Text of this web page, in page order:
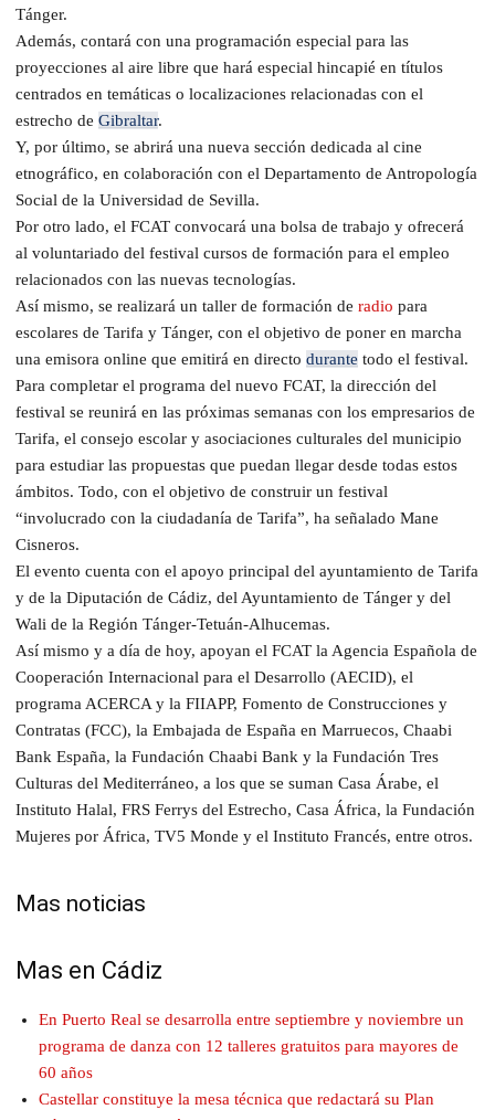
Tánger.
Además, contará con una programación especial para las
proyecciones al aire libre que hará especial hincapié en títulos
centrados en temáticas o localizaciones relacionadas con el
estrecho de Gibraltar.
Y, por último, se abrirá una nueva sección dedicada al cine
etnográfico, en colaboración con el Departamento de Antropología
Social de la Universidad de Sevilla.
Por otro lado, el FCAT convocará una bolsa de trabajo y ofrecerá
al voluntariado del festival cursos de formación para el empleo
relacionados con las nuevas tecnologías.
Así mismo, se realizará un taller de formación de radio para
escolares de Tarifa y Tánger, con el objetivo de poner en marcha
una emisora online que emitirá en directo durante todo el festival.
Para completar el programa del nuevo FCAT, la dirección del
festival se reunirá en las próximas semanas con los empresarios de
Tarifa, el consejo escolar y asociaciones culturales del municipio
para estudiar las propuestas que puedan llegar desde todas estos
ámbitos. Todo, con el objetivo de construir un festival
“involucrado con la ciudadanía de Tarifa”, ha señalado Mane
Cisneros.
El evento cuenta con el apoyo principal del ayuntamiento de Tarifa
y de la Diputación de Cádiz, del Ayuntamiento de Tánger y del
Wali de la Región Tánger-Tetuán-Alhucemas.
Así mismo y a día de hoy, apoyan el FCAT la Agencia Española de
Cooperación Internacional para el Desarrollo (AECID), el
programa ACERCA y la FIIAPP, Fomento de Construcciones y
Contratas (FCC), la Embajada de España en Marruecos, Chaabi
Bank España, la Fundación Chaabi Bank y la Fundación Tres
Culturas del Mediterráneo, a los que se suman Casa Árabe, el
Instituto Halal, FRS Ferrys del Estrecho, Casa África, la Fundación
Mujeres por África, TV5 Monde y el Instituto Francés, entre otros.
Mas noticias
Mas en Cádiz
En Puerto Real se desarrolla entre septiembre y noviembre un
programa de danza con 12 talleres gratuitos para mayores de
60 años
Castellar constituye la mesa técnica que redactará su Plan